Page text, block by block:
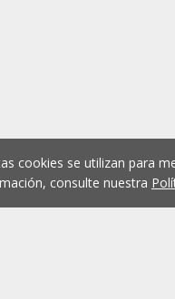
cookies se utilizan para
consulte nuestra